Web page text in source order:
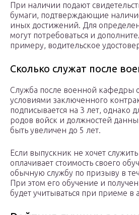
При наличии подают
бумаги, подтверждающие
иных достижений. Для
могут потребоваться и
примеру, водительское
Сколько служат после
Служба после военной кафедры
условиями заключенного
подписывается на 3 лет, однако
родов войск и должностей
быть увеличен до 5 лет.
Если выпускник не хочет
оплачивает стоимость своего
обычную службу по призыву в
При этом его обучение и
будет учитываться при приеме в